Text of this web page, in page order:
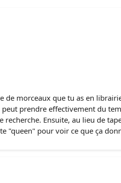
de morceaux que tu as en
peut prendre effectivement du
recherche. Ensuite, au lieu de
"queen" pour voir ce que ça